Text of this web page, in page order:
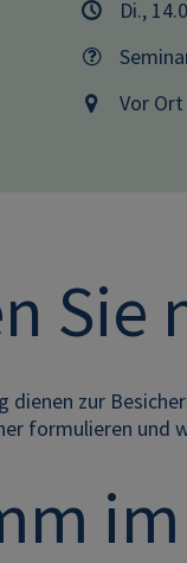
Di.,
Vor Ort
Sie
zur
formulieren und